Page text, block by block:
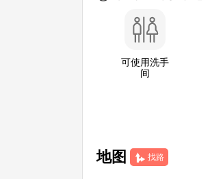
可使用洗手
间
地图 找路